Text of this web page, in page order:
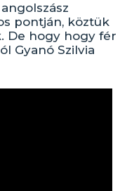
pontján, köztük
De hogy hogy fér
Gyanó Szilvia